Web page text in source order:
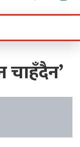
चाहँदैन’